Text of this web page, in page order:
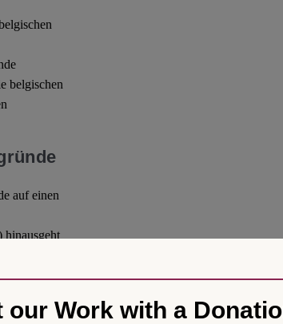
belgischen
auf einen
des
our Work with a